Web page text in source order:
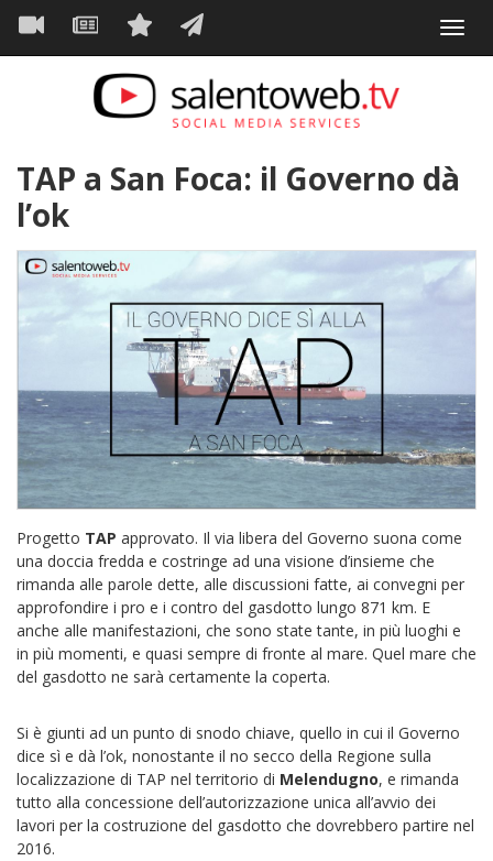
Salta
contenuto
Navigazione
principale
TAP a San Foca: il Governo dà
l’ok
Progetto TAP approvato. Il via libera del Governo suona come
una doccia fredda e costringe ad una visione d’insieme che
rimanda alle parole dette, alle discussioni fatte, ai convegni per
approfondire i pro e i contro del gasdotto lungo 871 km. E
anche alle manifestazioni, che sono state tante, in più luoghi e
in più momenti, e quasi sempre di fronte al mare. Quel mare che
del gasdotto ne sarà certamente la coperta.
Si è giunti ad un punto di snodo chiave, quello in cui il Governo
dice sì e dà l’ok, nonostante il no secco della Regione sulla
localizzazione di TAP nel territorio di Melendugno, e rimanda
tutto alla concessione dell’autorizzazione unica all’avvio dei
lavori per la costruzione del gasdotto che dovrebbero partire nel
2016.